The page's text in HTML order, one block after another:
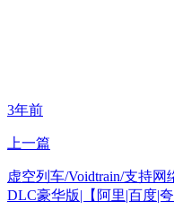
3年前
上一篇
虚空列车/Voidtrain/支持网
DLC豪华版|【阿里|百度|夸